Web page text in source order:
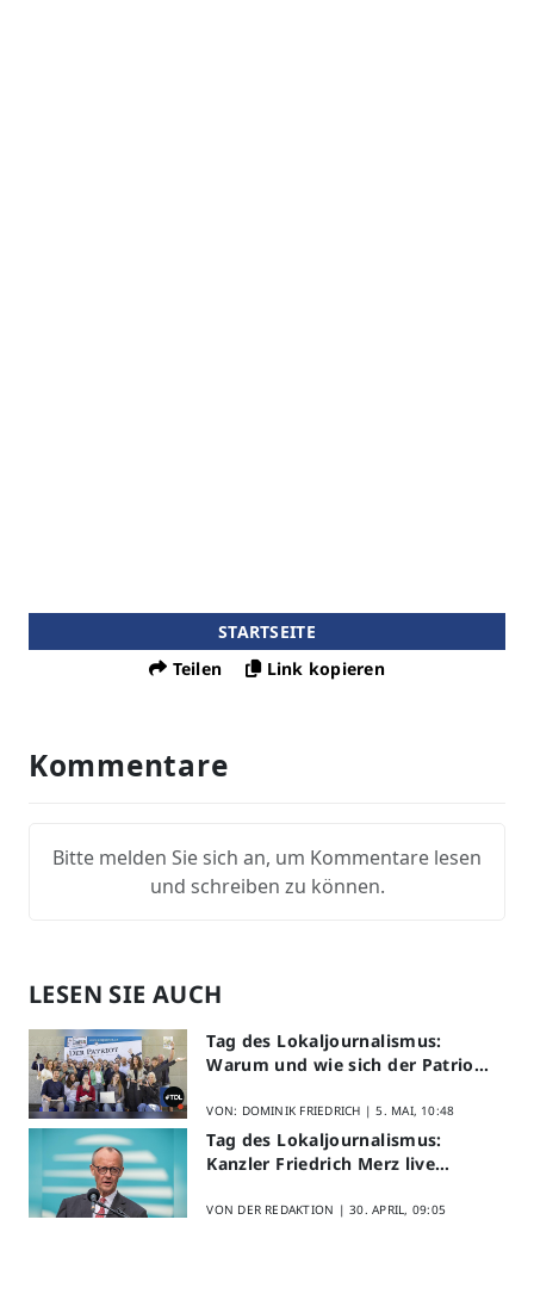
STARTSEITE
Teilen
Link kopieren
Kommentare
Bitte melden Sie sich an, um Kommentare lesen
und schreiben zu können.
LESEN SIE AUCH
Tag des Lokaljournalismus:
Warum und wie sich der Patriot
VON: DOMINIK FRIEDRICH |5. MAI, 10:48
Tag des Lokaljournalismus:
Kanzler Friedrich Merz live
VON DER REDAKTION |30. APRIL, 09:05